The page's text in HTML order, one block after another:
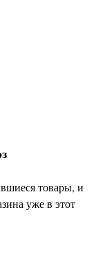
товары, и
уже в этот